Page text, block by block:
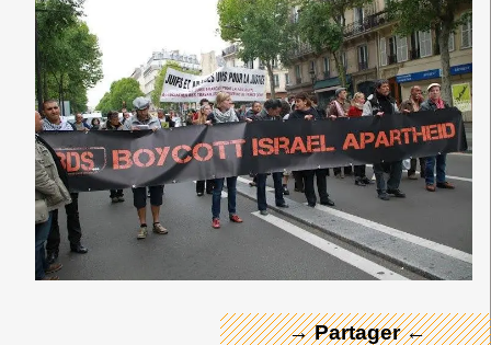
→ Partager ←
← Merci ! →